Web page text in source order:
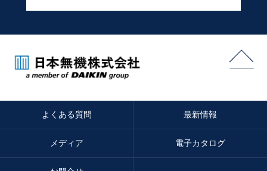
よくある質問 最新情報
メディア 電子カタログ